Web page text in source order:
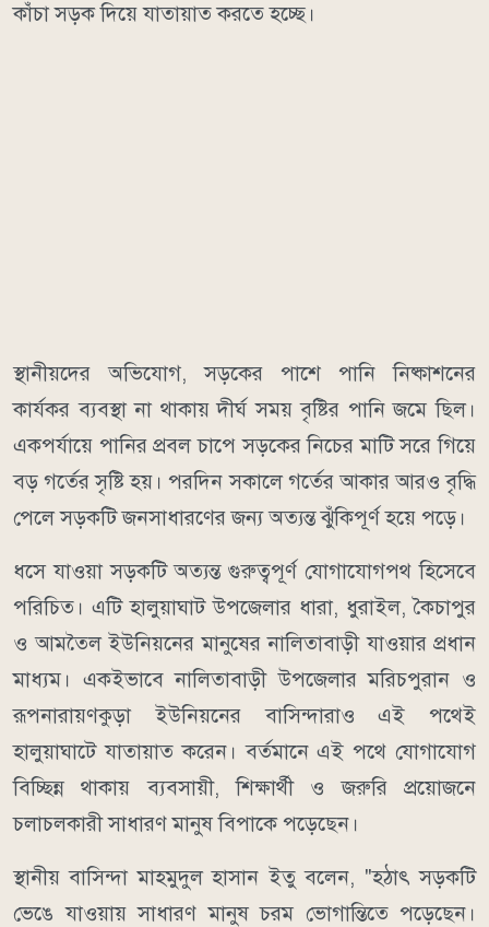
কাঁচা সড়ক দিয়ে যাতায়াত করতে হচ্ছে।
স্থানীয়দের অভিযোগ, সড়কের পাশে পানি নিষ্কাশনের
কার্যকর ব্যবস্থা না থাকায় দীর্ঘ সময় বৃষ্টির পানি জমে ছিল।
একপর্যায়ে পানির প্রবল চাপে সড়কের নিচের মাটি সরে গিয়ে
বড় গর্তের সৃষ্টি হয়। পরদিন সকালে গর্তের আকার আরও বৃদ্ধি
পেলে সড়কটি জনসাধারণের জন্য অত্যন্ত ঝুঁকিপূর্ণ হয়ে পড়ে।
ধসে যাওয়া সড়কটি অত্যন্ত গুরুত্বপূর্ণ যোগাযোগপথ হিসেবে
পরিচিত। এটি হালুয়াঘাট উপজেলার ধারা, ধুরাইল, কৈচাপুর
ও আমতৈল ইউনিয়নের মানুষের নালিতাবাড়ী যাওয়ার প্রধান
মাধ্যম। একইভাবে নালিতাবাড়ী উপজেলার মরিচপুরান ও
রূপনারায়ণকুড়া ইউনিয়নের বাসিন্দারাও এই পথেই
হালুয়াঘাটে যাতায়াত করেন। বর্তমানে এই পথে যোগাযোগ
বিচ্ছিন্ন থাকায় ব্যবসায়ী, শিক্ষার্থী ও জরুরি প্রয়োজনে
চলাচলকারী সাধারণ মানুষ বিপাকে পড়েছেন।
স্থানীয় বাসিন্দা মাহমুদুল হাসান ইতু বলেন, "হঠাৎ সড়কটি
ভেঙে যাওয়ায় সাধারণ মানুষ চরম ভোগান্তিতে পড়েছেন।